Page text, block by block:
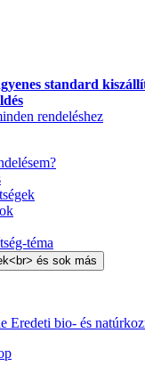
standard
rendeléshez
téma
Eredeti bio- és